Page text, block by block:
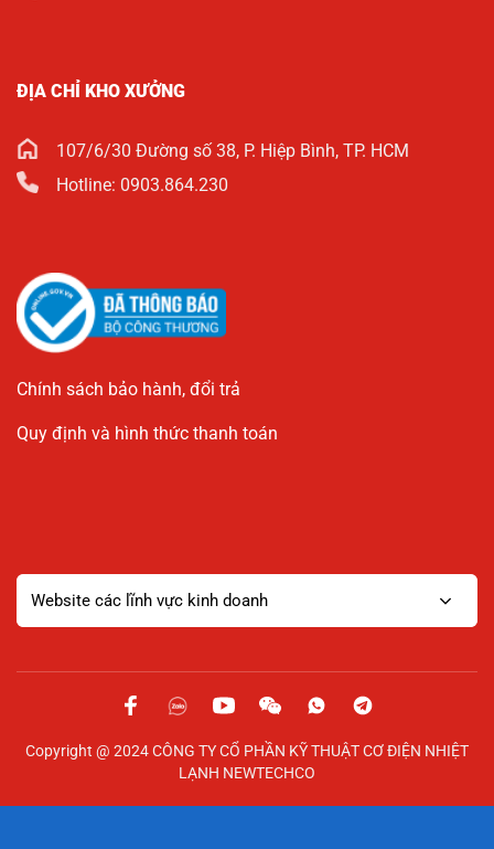
ĐỊA CHỈ KHO XƯỞNG
107/6/30 Đường số 38, P. Hiệp Bình, TP. HCM
Hotline: 0903.864.230
Chính sách bảo hành, đổi trả
Quy định và hình thức thanh toán
Website các lĩnh vực kinh doanh
Copyright @ 2024 CÔNG TY CỔ PHẦN KỸ THUẬT CƠ ĐIỆN NHIỆT
LẠNH NEWTECHCO